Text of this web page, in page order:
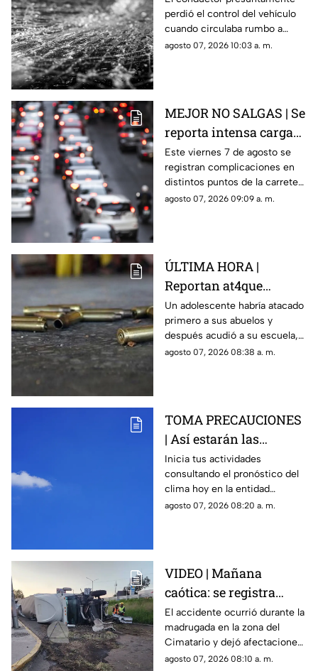
puesto de fresas
perdió el control del vehículo
cuando circulaba rumbo a
Salamanca y terminó dentro de
agosto 07, 2026 10:03 a. m.
MEJOR NO SALGAS | Se
reporta intensa carga
vehicular HOY en la
autopista México
Querétaro
Este viernes 7 de agosto se
registran complicaciones en
distintos puntos de la carretera
57; toma precauciones y
agosto 07, 2026 09:09 a. m.
ÚLTIMA HORA |
Reportan at4que
arm4do en secundaria;
reportan mu3rtos y
decenas de heridos
(+VIDEO DELICADO)
Un adolescente habría atacado
primero a sus abuelos y
después acudió a su escuela,
donde abrió fuego contra
agosto 07, 2026 08:38 a. m.
TOMA PRECAUCIONES
| Así estarán las
condiciones del clima
HOY en Querétaro
Inicia tus actividades
consultando el pronóstico del
clima hoy en la entidad
queretana y sus municipios.
agosto 07, 2026 08:20 a. m.
VIDEO | Mañana
caótica: se registra
volcadura de tráiler en
la carretera 57 rumbo a
Celaya
El accidente ocurrió durante la
madrugada en la zona del
Cimatario y dejó afectaciones
en el sitio, aunque no se
agosto 07, 2026 08:10 a. m.